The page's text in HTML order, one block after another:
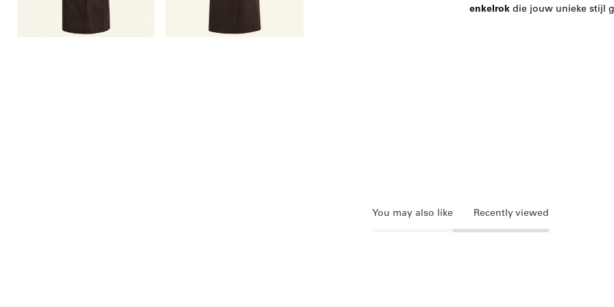
enkelrokdie jouw unieke stijl
You may also like Recently viewed